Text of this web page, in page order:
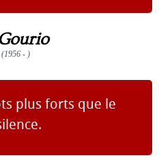
(1956 - )
plus forts que le